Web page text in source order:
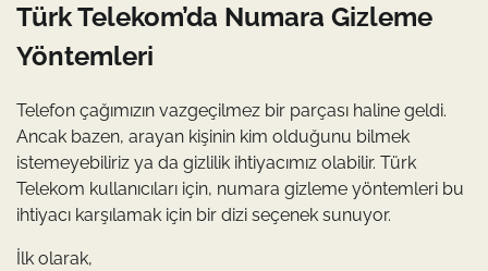
Türk Telekom’da Numara Gizleme
Yöntemleri
Telefon çağımızın vazgeçilmez bir parçası haline geldi.
Ancak bazen, arayan kişinin kim olduğunu bilmek
istemeyebiliriz ya da gizlilik ihtiyacımız olabilir. Türk
Telekom kullanıcıları için, numara gizleme yöntemleri bu
ihtiyacı karşılamak için bir dizi seçenek sunuyor.
İlk olarak,